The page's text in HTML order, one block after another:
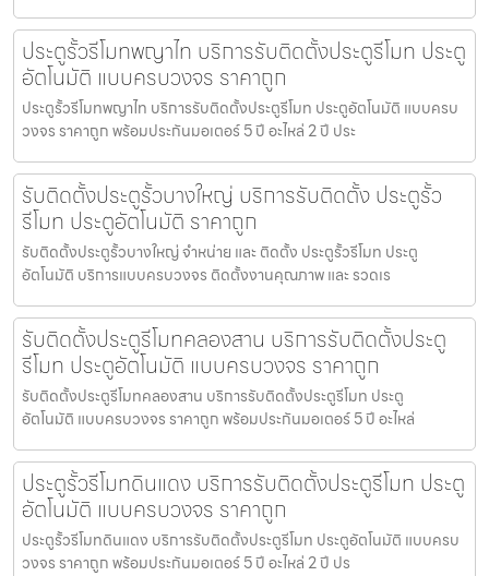
ประตูรั้วรีโมทพญาไท บริการรับติดตั้งประตูรีโมท ประตู
อัตโนมัติ แบบครบวงจร ราคาถูก
ประตูรั้วรีโมทพญาไท บริการรับติดตั้งประตูรีโมท ประตูอัตโนมัติ แบบครบ
วงจร ราคาถูก พร้อมประกันมอเตอร์ 5 ปี อะไหล่ 2 ปี ประ
รับติดตั้งประตูรั้วบางใหญ่ บริการรับติดตั้ง ประตูรั้ว
รีโมท ประตูอัตโนมัติ ราคาถูก
รับติดตั้งประตูรั้วบางใหญ่ จำหน่าย และ ติดตั้ง ประตูรั้วรีโมท ประตู
อัตโนมัติ บริการแบบครบวงจร ติดตั้งงานคุณภาพ และ รวดเร
รับติดตั้งประตูรีโมทคลองสาน บริการรับติดตั้งประตู
รีโมท ประตูอัตโนมัติ แบบครบวงจร ราคาถูก
รับติดตั้งประตูรีโมทคลองสาน บริการรับติดตั้งประตูรีโมท ประตู
อัตโนมัติ แบบครบวงจร ราคาถูก พร้อมประกันมอเตอร์ 5 ปี อะไหล่
ประตูรั้วรีโมทดินแดง บริการรับติดตั้งประตูรีโมท ประตู
อัตโนมัติ แบบครบวงจร ราคาถูก
ประตูรั้วรีโมทดินแดง บริการรับติดตั้งประตูรีโมท ประตูอัตโนมัติ แบบครบ
วงจร ราคาถูก พร้อมประกันมอเตอร์ 5 ปี อะไหล่ 2 ปี ปร